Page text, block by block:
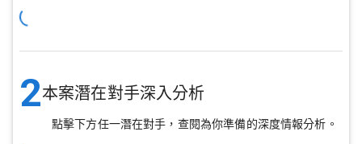
2本案潛在對手深入分析
點擊下方任一潛在對手，查閱為你準備的深度情報分析。